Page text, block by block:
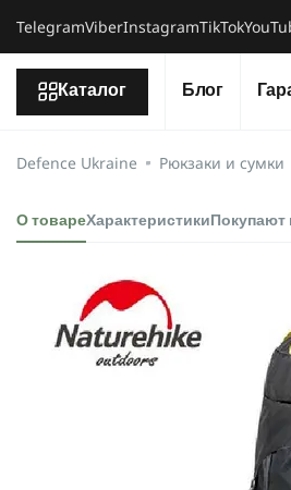
TelegramViberInstagramTikTok
Каталог Блог
Defence Ukraine Рюкзаки и сумки
О товареХарактеристики Покупают